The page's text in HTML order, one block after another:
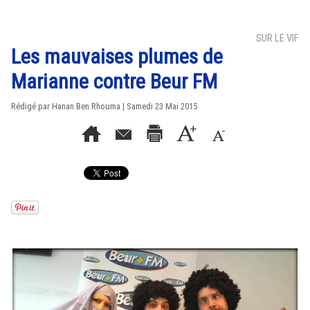
SUR LE VIF
Les mauvaises plumes de
Marianne contre Beur FM
Rédigé par Hanan Ben Rhouma | Samedi 23 Mai 2015